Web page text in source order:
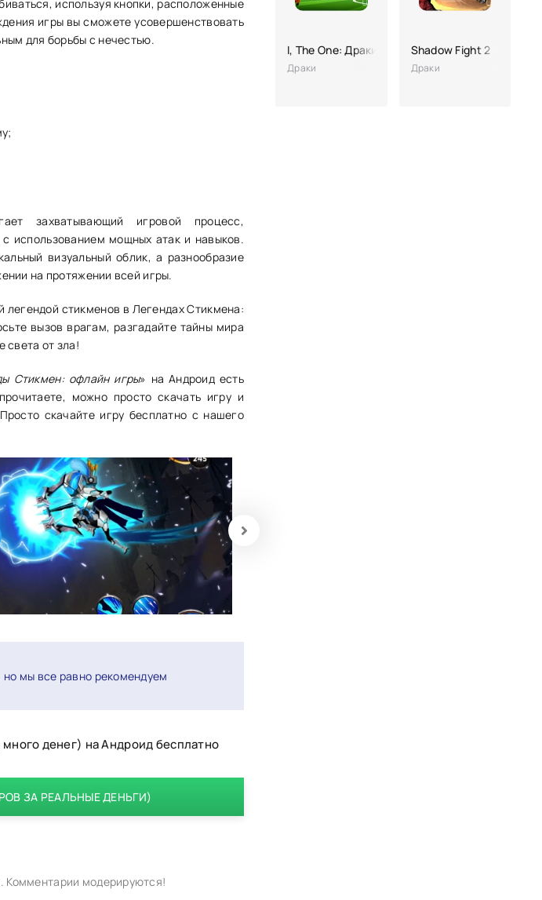
используя кнопки, расположенные
игры вы сможете усовершенствовать
для борьбы с нечестью.
захватывающий игровой процесс,
использованием мощных атак и навыков.
визуальный облик, а разнообразие
на протяжении всей игры.
стикменов в Легендах Стикмена:
вызов врагам, разгадайте тайны мира
света от зла!
Стикмен: офлайн игры» на Андроид есть
можно просто скачать игру и
скачайте игру бесплатно с нашего
мы все равно рекомендуем
денег) на Андроид бесплатно
ЗА РЕАЛЬНЫЕ ДЕНЬГИ)
Комментарии модерируются!
I, The One: Драки на Выживание
Драки
Shadow Fight 2
Драки